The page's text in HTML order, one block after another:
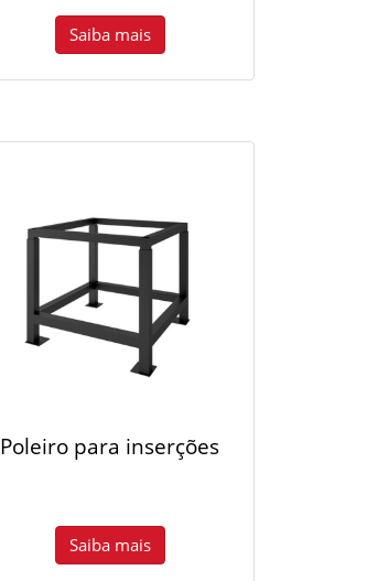
Saiba mais
Poleiro para inserções
Saiba mais